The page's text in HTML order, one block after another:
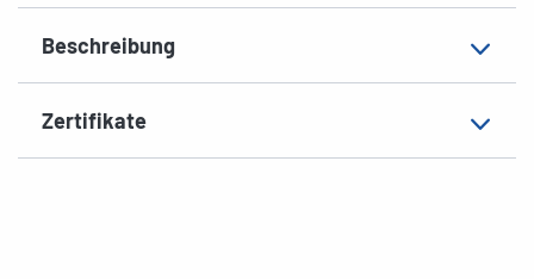
Beschreibung
Zertifikate
EAN 4008705037211